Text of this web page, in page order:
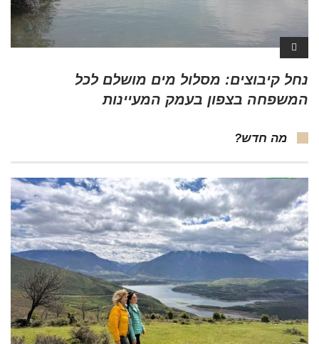
נחל קיבוצים: מסלול מים מושלם לכל
המשפחה בצפון בעמק המעיינות
מה חדש?